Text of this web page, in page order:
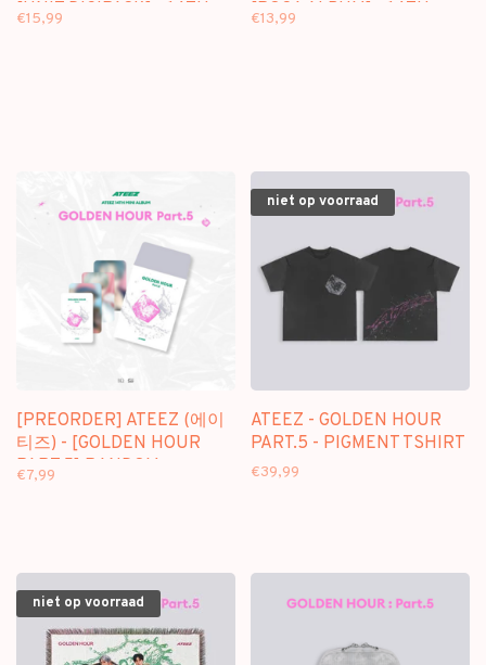
[UNIT DIGIPACK] - 14TH
€15,99
[POCA ALBUM] - 14TH
€13,99
[PREORDER] ATEEZ (에이
티즈) - [GOLDEN HOUR
PART.5] RANDOM
€7,99
niet op voorraad
ATEEZ - GOLDEN HOUR
PART.5 - PIGMENT TSHIRT
€39,99
niet op voorraad